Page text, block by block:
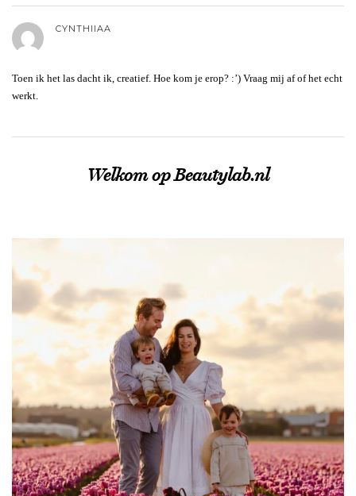
CYNTHIIAA
Toen ik het las dacht ik, creatief. Hoe kom je erop? :’) Vraag mij af of het echt
werkt.
Welkom op Beautylab.nl